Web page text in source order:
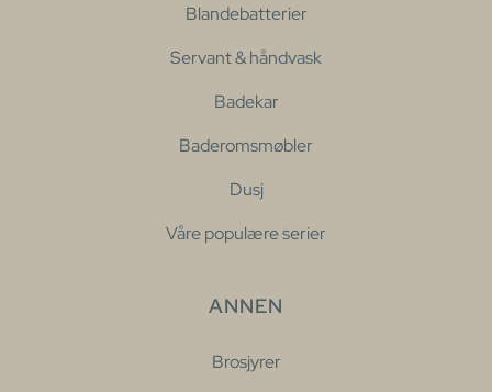
Blandebatterier
Servant & håndvask
Badekar
Baderomsmøbler
Dusj
Våre populære serier
ANNEN
Brosjyrer